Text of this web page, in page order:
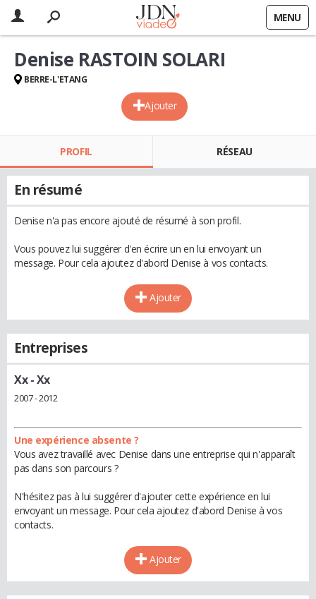
MENU
Ajouter
Denise RASTOIN SOLARI
BERRE-L'ETANG
PROFIL RÉSEAU
En résumé
Denise n'a pas encore ajouté de résumé à son profil.
Vous pouvez lui suggérer d'en écrire un en lui envoyant un
message. Pour cela ajoutez d'abord Denise à vos contacts.
Ajouter
Entreprises
Xx- Xx
2007 - 2012
Une expérience absente ?
Vous avez travaillé avec Denise dans une entreprise qui n'apparaît
pas dans son parcours ?
N'hésitez pas à lui suggérer d'ajouter cette expérience en lui
envoyant un message. Pour cela ajoutez d'abord Denise à vos
contacts.
Ajouter